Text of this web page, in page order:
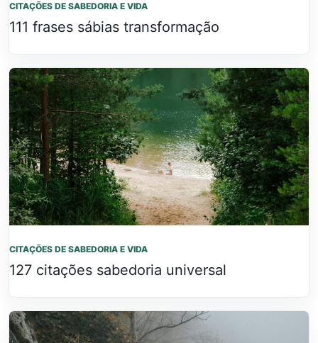
CITAÇÕES DE SABEDORIA E VIDA
111 frases sábias transformação
CITAÇÕES DE SABEDORIA E VIDA
127 citações sabedoria universal